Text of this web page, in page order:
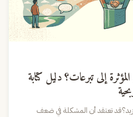
إلى تبرعات؟ دليل كتابة
تزيد؟قد تعتقد أن المشكلة في ضعف